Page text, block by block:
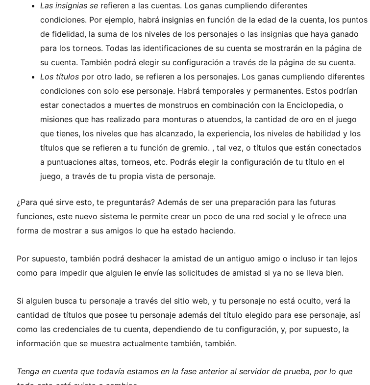
Las insignias se refieren a las cuentas. Los ganas cumpliendo diferentes
condiciones. Por ejemplo, habrá insignias en función de la edad de la cuenta, los puntos
de fidelidad, la suma de los niveles de los personajes o las insignias que haya ganado
para los torneos. Todas las identificaciones de su cuenta se mostrarán en la página de
su cuenta. También podrá elegir su configuración a través de la página de su cuenta.
Los títulos por otro lado, se refieren a los personajes. Los ganas cumpliendo diferentes
condiciones con solo ese personaje. Habrá temporales y permanentes. Estos podrían
estar conectados a muertes de monstruos en combinación con la Enciclopedia, o
misiones que has realizado para monturas o atuendos, la cantidad de oro en el juego
que tienes, los niveles que has alcanzado, la experiencia, los niveles de habilidad y los
títulos que se refieren a tu función de gremio. , tal vez, o títulos que están conectados
a puntuaciones altas, torneos, etc. Podrás elegir la configuración de tu título en el
juego, a través de tu propia vista de personaje.
¿Para qué sirve esto, te preguntarás? Además de ser una preparación para las futuras
funciones, este nuevo sistema le permite crear un poco de una red social y le ofrece una
forma de mostrar a sus amigos lo que ha estado haciendo.
Por supuesto, también podrá deshacer la amistad de un antiguo amigo o incluso ir tan lejos
como para impedir que alguien le envíe las solicitudes de amistad si ya no se lleva bien.
Si alguien busca tu personaje a través del sitio web, y tu personaje no está oculto, verá la
cantidad de títulos que posee tu personaje además del título elegido para ese personaje, así
como las credenciales de tu cuenta, dependiendo de tu configuración, y, por supuesto, la
información que se muestra actualmente también, también.
Tenga en cuenta que todavía estamos en la fase anterior al servidor de prueba, por lo que